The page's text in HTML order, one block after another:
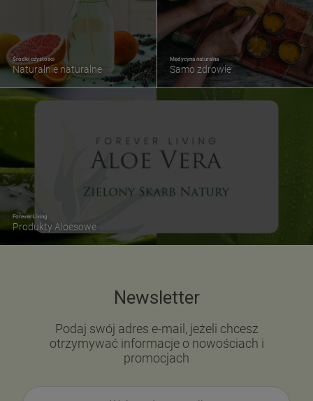
Forever Living
Produkty Aloesowe
Środki czystości
Naturalnie naturalne
Medycyna naturalna
Samo zdrowie
Newsletter
Podaj swój adres e-mail, jeżeli chcesz
otrzymywać informacje o nowościach i
promocjach